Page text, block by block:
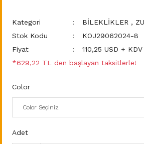
Kategori BİLEKLİKLER ,
Stok Kodu
KOJ29062024-8
Fiyat
110,25 USD + KDV
*629,22 TL den başlayan taksitlerle!
Color
Adet